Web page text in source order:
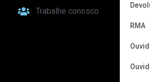
Trabalhe conosco
RMA